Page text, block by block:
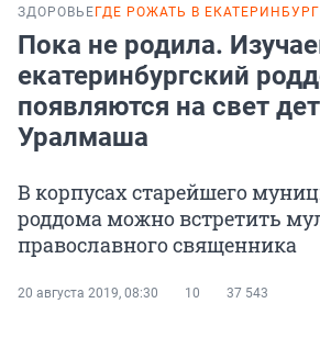
ЗДОРОВЬЕ ГДЕ РОЖАТЬ В
Пока не родила.
екатеринбургский
появляются на свет
Уралмаша
В корпусах старейшего
роддома можно встретить
православного священника
20 августа 2019, 08:30 10 37 543